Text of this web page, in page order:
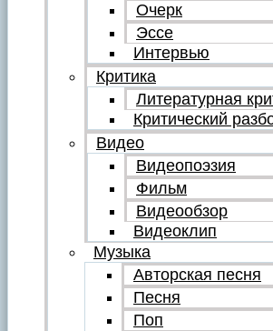
Очерк
Эссе
Интервью
Критика
Литературная
Критический
Видео
Видеопоэзия
Фильм
Видеообзор
Видеоклип
Музыка
Авторская песня
Песня
Поп